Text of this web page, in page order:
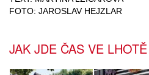
FOTO: JAROSLAV HEJZLAR
JAK JDE ČAS VE LHOTĚ